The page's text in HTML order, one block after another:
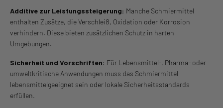
Additive zur Leistungssteigerung: Manche Schmiermittel
enthalten Zusätze, die Verschleiß, Oxidation oder Korrosion
verhindern. Diese bieten zusätzlichen Schutz in harten
Umgebungen.
Sicherheit und Vorschriften: Für Lebensmittel-, Pharma- oder
umweltkritische Anwendungen muss das Schmiermittel
lebensmittelgeeignet sein oder lokale Sicherheitsstandards
erfüllen.